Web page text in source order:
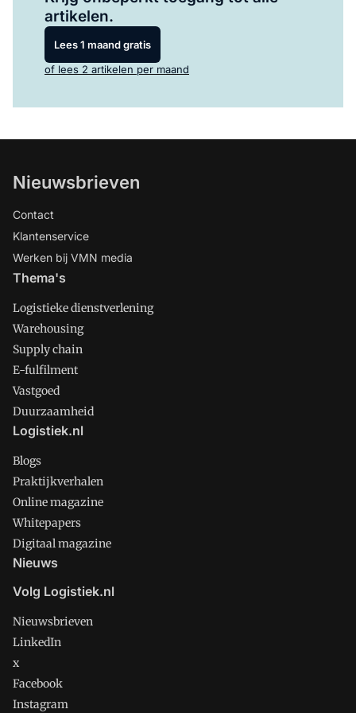
artikelen.
Lees 1 maand gratis
of lees 2 artikelen per maand
Nieuwsbrieven
Contact
Klantenservice
Werken bij VMN media
Thema's
Logistieke dienstverlening
Warehousing
Supply chain
E-fulfilment
Vastgoed
Duurzaamheid
Logistiek.nl
Blogs
Praktijkverhalen
Online magazine
Whitepapers
Digitaal magazine
Nieuws
Volg Logistiek.nl
Nieuwsbrieven
LinkedIn
x
Facebook
Instagram